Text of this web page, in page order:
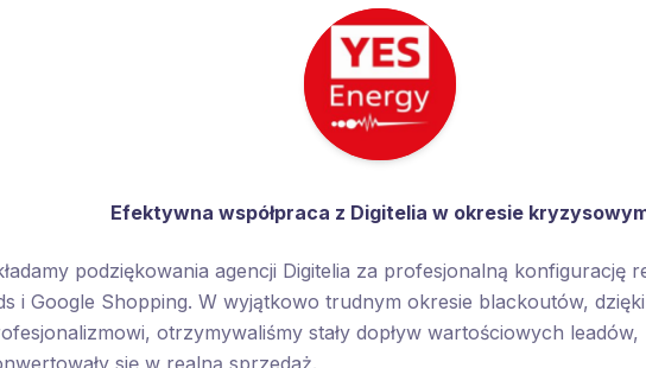
Efektywna współpraca z Digitelia w okresie
podziękowania agencji Digitelia za profesjonalną konfigurację
i Google Shopping. W wyjątkowo trudnym okresie blackoutów,
otrzymywaliśmy stały dopływ wartościowych
się w realną sprzedaż.